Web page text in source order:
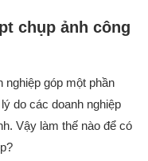
chụp ảnh công
nghiệp góp một phần
do các doanh nghiệp
Vậy làm thế nào để có